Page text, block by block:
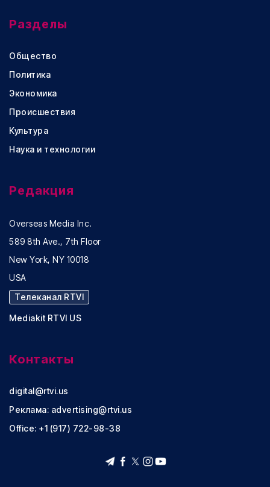
Разделы
Общество
Политика
Экономика
Происшествия
Культура
Наука и технологии
Редакция
Overseas Media Inc.
589 8th Ave., 7th Floor
New York, NY 10018
USA
Телеканал RTVI
Mediakit RTVI US
Контакты
digital@rtvi.us
Реклама: advertising@rtvi.us
Office: +1 (917) 722-98-38